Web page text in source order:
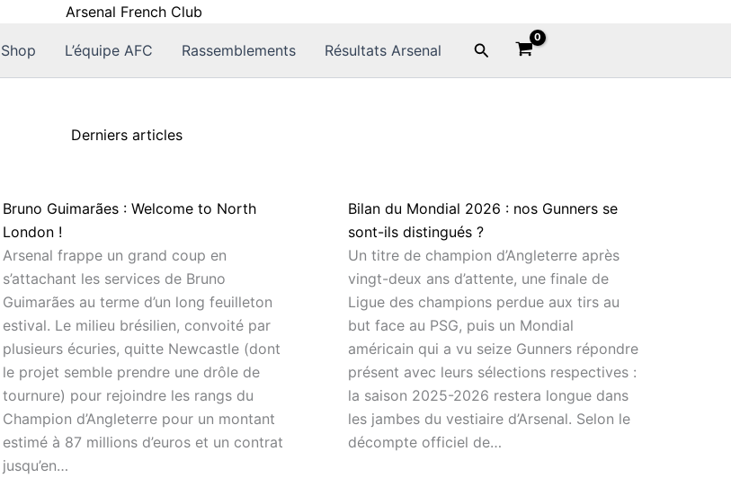
Shop L’équipe AFC Rassemblements Résultats Arsenal Rechercher
Derniers articles
Bruno Guimarães : Welcome to North
London !
Arsenal frappe un grand coup en
s’attachant les services de Bruno
Guimarães au terme d’un long feuilleton
estival. Le milieu brésilien, convoité par
plusieurs écuries, quitte Newcastle (dont
le projet semble prendre une drôle de
tournure) pour rejoindre les rangs du
Champion d’Angleterre pour un montant
estimé à 87 millions d’euros et un contrat
jusqu’en…
Bilan du Mondial 2026 : nos Gunners se
sont-ils distingués ?
Un titre de champion d’Angleterre après
vingt-deux ans d’attente, une finale de
Ligue des champions perdue aux tirs au
but face au PSG, puis un Mondial
américain qui a vu seize Gunners répondre
présent avec leurs sélections respectives :
la saison 2025-2026 restera longue dans
les jambes du vestiaire d’Arsenal. Selon le
décompte officiel de…